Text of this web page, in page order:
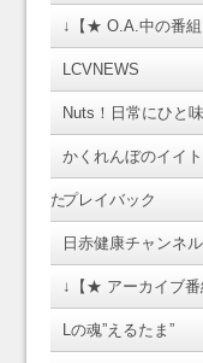
↓【★ O.A.中の番
LCVNEWS
Nuts！日常にひと
かくれんぼのイイ
たプレイバック
日赤健康チャンネル
↓【★ アーカイブ
Lの魂”えるたま”